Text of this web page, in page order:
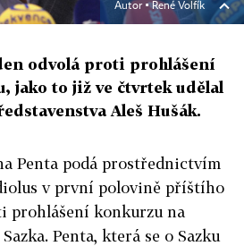
Autor ▪René Volfík
odvolá proti prohlášení
jako to již ve čtvrtek udělal
Aleš Hušák.
Penta podá prostřednictvím
v první polovině příštího
prohlášení konkurzu na
Penta, která se o Sazku